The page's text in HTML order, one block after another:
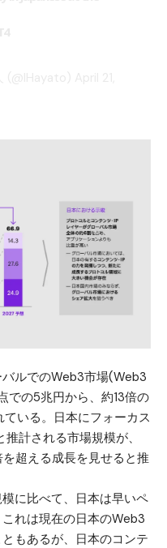
ルでのWeb3市場(Web3
での5兆円から、約13倍の
いる。日本にフォーカス
計される市場規模が、
超える成長を見せると推
に比べて、日本は早いペ
れは現在の日本のWeb3
もあるが、日本のコンテ